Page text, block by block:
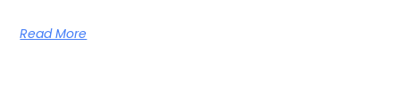
Read More